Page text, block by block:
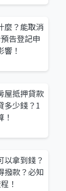
麼？能取消
告登記申
！
屋抵押貸款
多少錢？1
以拿到錢？
撥款？必知
！